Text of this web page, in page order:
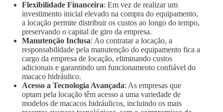
Flexibilidade Financeira: Em vez de realizar um
investimento inicial elevado na compra do equipamento,
a locação permite distribuir os custos ao longo do tempo,
preservando o capital de giro da empresa.
Manutenção Inclusa: Ao contratar a locação, a
responsabilidade pela manutenção do equipamento fica a
cargo da empresa de locação, eliminando custos
adicionais e garantindo um funcionamento confiável do
macaco hidráulico.
Acesso a Tecnologia Avançada: As empresas que
optam pela locação têm acesso a uma variedade de
modelos de macacos hidráulicos, incluindo os mais